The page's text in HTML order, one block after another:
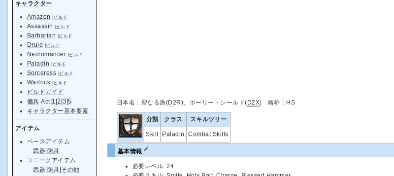
日本名：聖なる盾(D2R)、ホーリー・シールド( D2X) 略称：HS
分類 クラス スキルツリー
Skill Paladin Combat Skills
基本情報
必要レベル: 24
キャラクター
Amazon
ビルド
Assassin ビルド
Barbarian ビルド
Druid ビルド
Necromancer ビルド
Paladin ビルド
Sorceress ビルド
Warlock ビルド
ビルドガイド
傭兵 Act| 1 |2 |3 |5
キャラクター基本要素
アイテム
ベースアイテム
武器 防具
ユニークアイテム
武器 防具 その他